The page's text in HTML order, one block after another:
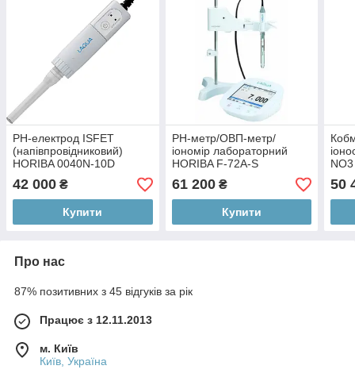
PH-електрод ISFET
(напівпровідниковий)
HORIBA 0040N-10D
42 000 ₴
Купити
PH-метр/ОВП-метр/
іономір лабораторний
HORIBA F-72A-S
61 200₴
Купити
50
Про нас
87% позитивних з 45 відгуків за рік
Працює з 12.11.2013
м. Київ
Київ, Україна